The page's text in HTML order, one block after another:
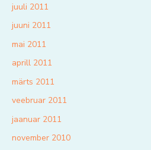
juuli 2011
juuni 2011
mai 2011
aprill 2011
märts 2011
veebruar 2011
jaanuar 2011
november 2010